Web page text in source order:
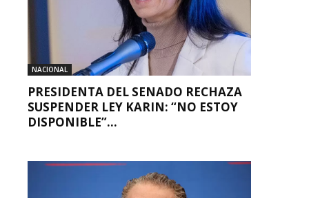
NACIONAL
PRESIDENTA DEL SENADO RECHAZA
SUSPENDER LEY KARIN: “NO ESTOY
DISPONIBLE”...